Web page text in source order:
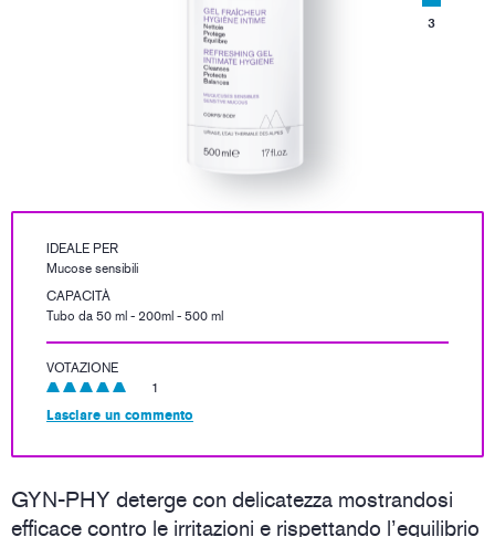
3
IDEALE PER
Mucose sensibili
CAPACITÀ
Tubo da 50 ml - 200ml - 500 ml
VOTAZIONE
1
Lasciare un commento
GYN-PHY deterge con delicatezza mostrandosi
efficace contro le irritazioni e rispettando l’equilibrio